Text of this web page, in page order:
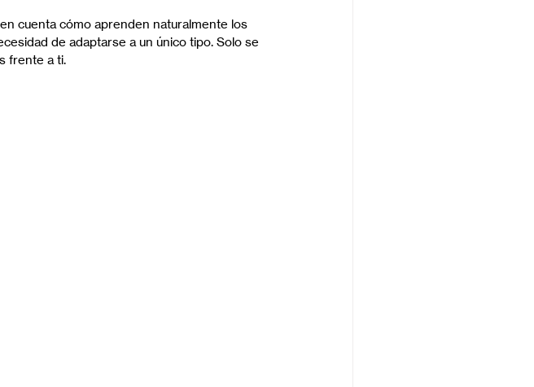
cuenta cómo aprenden naturalmente los
de adaptarse a un único tipo. Solo se
frente a ti.